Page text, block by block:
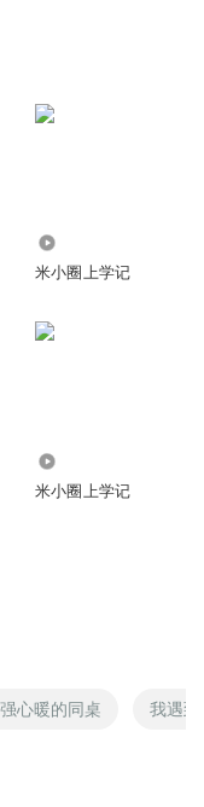
米小圈上学记
米小圈上学记
心暖的同桌 我遇